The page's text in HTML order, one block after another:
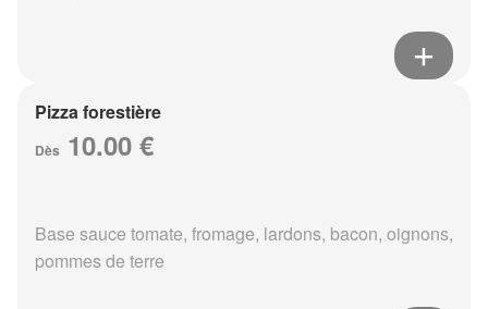
Pizza forestière
Dès 10.00 €
Base sauce tomate, fromage, lardons, bacon, oignons,
pommes de terre